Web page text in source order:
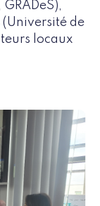
GRADeS),
(Université de
locaux